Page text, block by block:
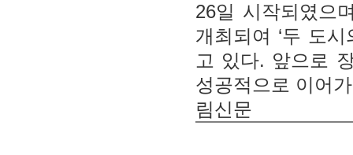
26일 시작되였으
개최되여 ‘두 도
고 있다. 앞으로
성공적으로 이어
림신문